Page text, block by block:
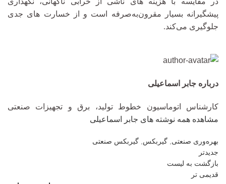
پیشگیرانه بسیار مقرون‌به‌صرفه است و از خسارت‌ های جدی
جلوگیری می‌کند.
درباره جابر اسماعیلی
کارشناس اتوماسیون خطوط تولید، برق و تجهیزات صنعتی
مشاهده همه نوشته های جابر اسماعیلی
بهره‌وری صنعتی, گیربکس, گیربکس صنعتی
جدیدتر
بازگشت به لیست
قدیمی تر